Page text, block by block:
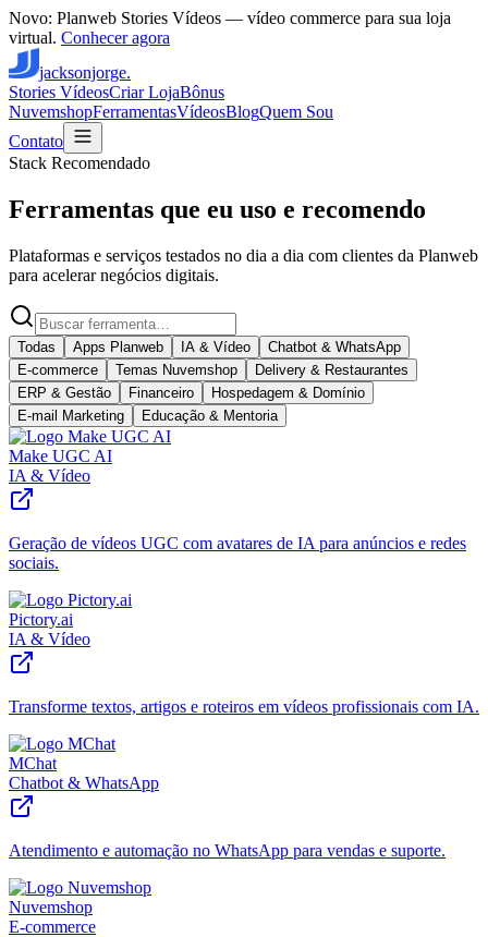
Novo: Planweb Stories Vídeos — vídeo commerce para sua loja
virtual. Conhecer agora
jacksonjorge.
Stories VídeosCriar LojaBônus
NuvemshopFerramentasVídeosBlogQuem Sou
Contato
Stack Recomendado
Ferramentas que eu uso e recomendo
Plataformas e serviços testados no dia a dia com clientes da Planweb
para acelerar negócios digitais.
Todas Apps Planweb IA & Vídeo
Chatbot & WhatsApp
E-commerce
Temas Nuvemshop
Delivery & Restaurantes
ERP & Gestão
Financeiro
Hospedagem & Domínio
E-mail Marketing
Educação & Mentoria
Make UGC AI
IA & Vídeo
Geração de vídeos UGC com avatares de IA para anúncios e redes
sociais.
Pictory.ai
IA & Vídeo
Transforme textos, artigos e roteiros em vídeos profissionais com IA.
MChat
Chatbot & WhatsApp
Atendimento e automação no WhatsApp para vendas e suporte.
Nuvemshop
E-commerce